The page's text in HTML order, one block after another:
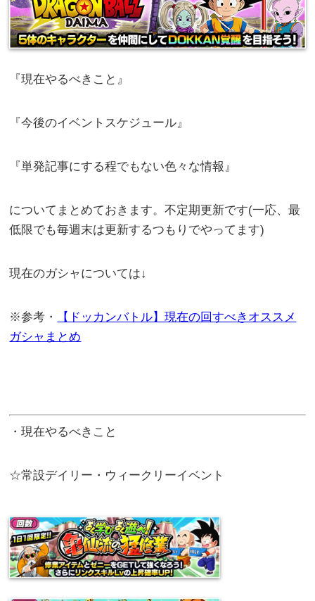
『現在やるべきこと』
『今後のイベントスケジュール』
『単発記事にする程でもない色々な情報』
についてまとめておきます。不定期更新です(一応、最
低限でも毎週末は更新するつもりでやってます)
現在のガシャについては↓
※参考・
【ドッカンバトル】現在の回すべきオススメ
ガシャまとめ
・現在やるべきこと
☆常設デイリー・ウィークリーイベント